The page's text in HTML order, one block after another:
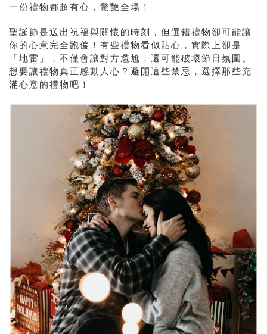
一份禮物都超有心，驚艷全場！
聖誕節是送出祝福與關懷的時刻，但選錯禮物卻可能讓
你的心意完全跑偏！有些禮物看似貼心，實際上卻是
「地雷」，不僅會讓對方尷尬，還可能破壞節日氛圍。
想要讓禮物真正感動人心？避開這些禁忌，選擇那些充
滿心意的禮物吧！